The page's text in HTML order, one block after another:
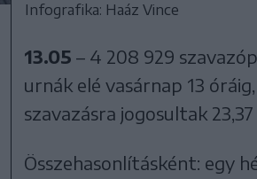
Infografika: Haáz Vince
13.05 – 4 208 929
urnák elé vasárnap 13
szavazásra jogosultak
Összehasonlításként: egy